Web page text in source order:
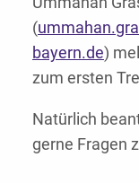
(
bayern.de)
zum ersten
Natürlich
gerne Fragen